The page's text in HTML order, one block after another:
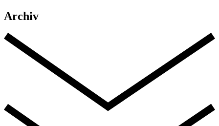
Archiv